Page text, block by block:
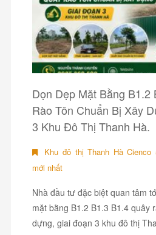
Dọn Dẹp Mặt Bằng B1.2
Rào Tôn Chuẩn Bị Xây
3 Khu Đô Thị Thanh Hà.
Khu đô thị Thanh Hà
mới nhất
Nhà đầu tư đặc biệt quan tâm
mặt bằng B1.2 B1.3 B1.4 quây
dựng, giai đoạn 3 khu đô thị